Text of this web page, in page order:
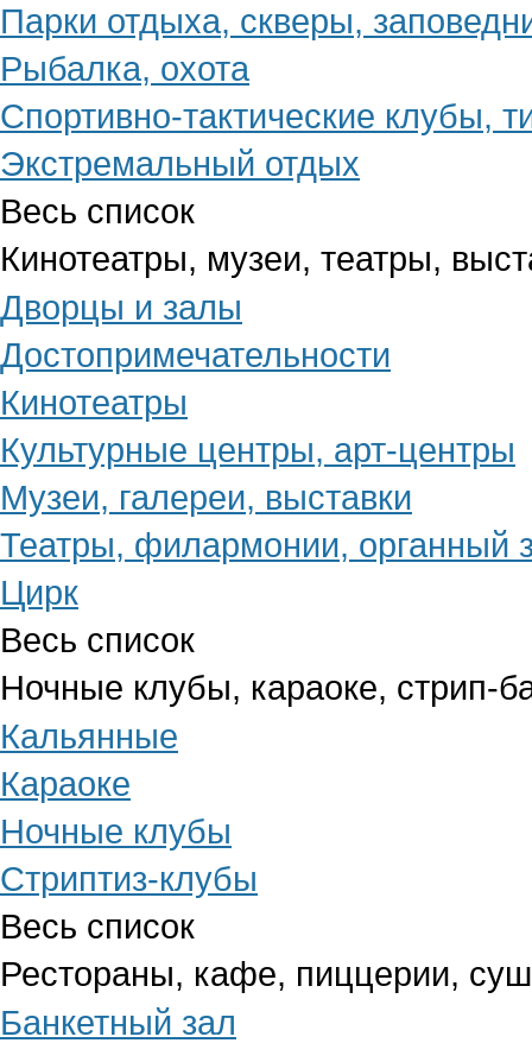
Парки отдыха, скверы,
Рыбалка, охота
Спортивно-тактические клубы,
Экстремальный отдых
Весь список
Кинотеатры, музеи, театры,
Дворцы и залы
Достопримечательности
Кинотеатры
Культурные центры, арт-центры
Музеи, галереи, выставки
Театры, филармонии, органный
Цирк
Весь список
Ночные клубы, караоке, стрип-
Кальянные
Караоке
Ночные клубы
Стриптиз-клубы
Весь список
Рестораны, кафе, пиццерии,
Банкетный зал